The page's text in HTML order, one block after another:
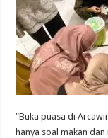
“Buka puasa di
hanya soal makan